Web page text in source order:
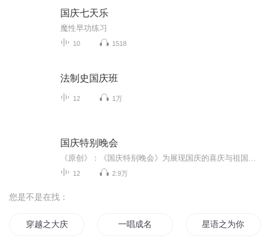
国庆七天乐
魔性早功练习
10 1518
法制史国庆班
12 1万
国庆特别晚会
12 2.9万
您是不是在找：
穿越之大庆帝国 一唱成名 星语之为你而唱